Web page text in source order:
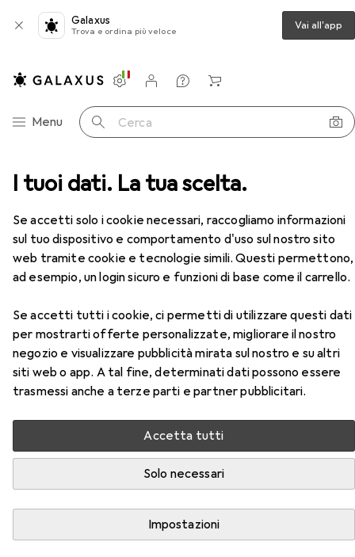
I tuoi dati. La tua scelta.
Se accetti solo i cookie necessari, raccogliamo informazioni
sul tuo dispositivo e comportamento d'uso sul nostro sito
web tramite cookie e tecnologie simili. Questi permettono,
ad esempio, un login sicuro e funzioni di base come il carrello.
Se accetti tutti i cookie, ci permetti di utilizzare questi dati
per mostrarti offerte personalizzate, migliorare il nostro
negozio e visualizzare pubblicità mirata sul nostro e su altri
siti web o app. A tal fine, determinati dati possono essere
trasmessi anche a terze parti e partner pubblicitari.
Accetta tutti
Solo necessari
Impostazioni
Galaxus
Trova e ordina più veloce Vai all'app
Categoria Navigazione
Menu Cerca
Impostazioni
Conto cliente
Liste di confronto
Liste dei desideri
Carrello
+ Scanner Stampa Cartucce
EUR
21,–
652
Accessori per HP 652
Qui trovi accessori adatti per il prodotto HP 652 della
SCONTO SULLA QUANTITÀ